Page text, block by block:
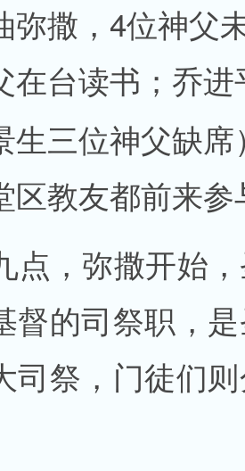
弥撒， 4位神父
在台读书；乔进
生三位神父缺席
区教友都前来参
，弥撒开始，
督的司祭职，
司祭，门徒们